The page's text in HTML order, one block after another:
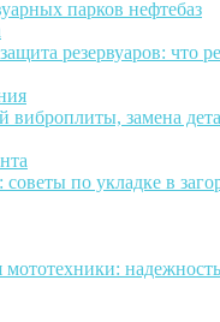
резервуаров: что
виброплиты, замена
по укладке в